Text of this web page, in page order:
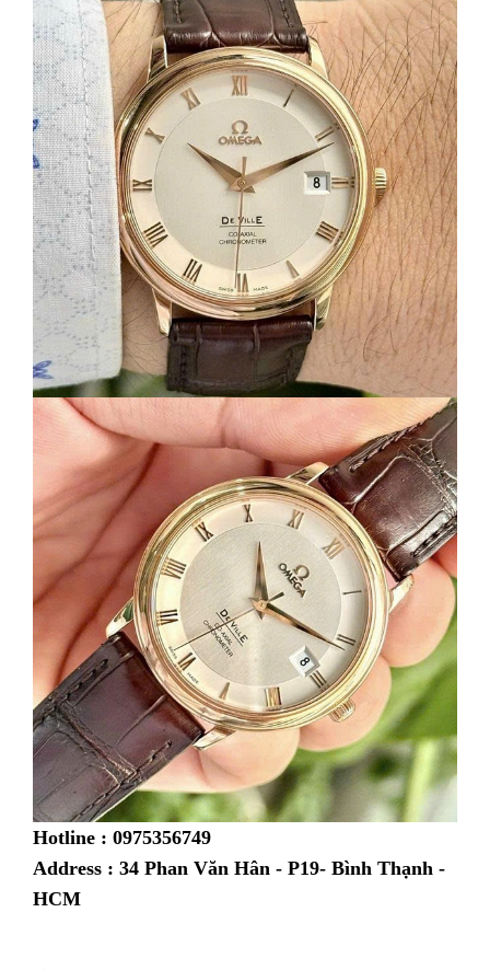
Hotline : 0975356749
Address : 34 Phan Văn Hân - P19- Bình Thạnh -
HCM